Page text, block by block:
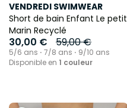
VENDREDI SWIMWEAR
Short de bain Enfant Le petit
Marin Recyclé
30,00 € 59,00 €
5/6 ans ⋅ 7/8 ans ⋅ 9/10 ans
Disponible en 1 couleur